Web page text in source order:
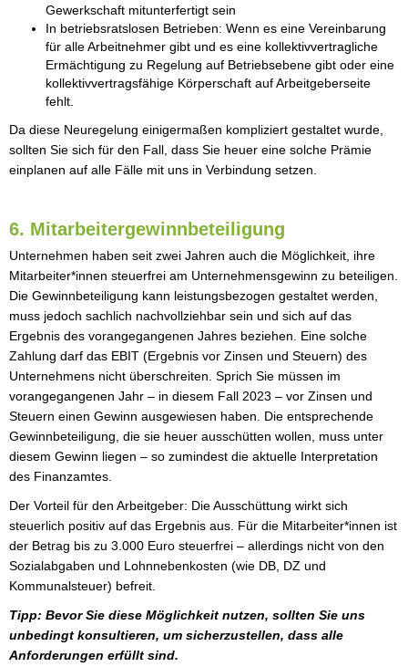
Gewerkschaft mitunterfertigt sein
In betriebsratslosen Betrieben: Wenn es eine Vereinbarung
für alle Arbeitnehmer gibt und es eine kollektivvertragliche
Ermächtigung zu Regelung auf Betriebsebene gibt oder eine
kollektivvertragsfähige Körperschaft auf Arbeitgeberseite
fehlt.
Da diese Neuregelung einigermaßen kompliziert gestaltet wurde,
sollten Sie sich für den Fall, dass Sie heuer eine solche Prämie
einplanen auf alle Fälle mit uns in Verbindung setzen.
6. Mitarbeitergewinnbeteiligung
Unternehmen haben seit zwei Jahren auch die Möglichkeit, ihre
Mitarbeiter*innen steuerfrei am Unternehmensgewinn zu beteiligen.
Die Gewinnbeteiligung kann leistungsbezogen gestaltet werden,
muss jedoch sachlich nachvollziehbar sein und sich auf das
Ergebnis des vorangegangenen Jahres beziehen. Eine solche
Zahlung darf das EBIT (Ergebnis vor Zinsen und Steuern) des
Unternehmens nicht überschreiten. Sprich Sie müssen im
vorangegangenen Jahr – in diesem Fall 2023 – vor Zinsen und
Steuern einen Gewinn ausgewiesen haben. Die entsprechende
Gewinnbeteiligung, die sie heuer ausschütten wollen, muss unter
diesem Gewinn liegen – so zumindest die aktuelle Interpretation
des Finanzamtes.
Der Vorteil für den Arbeitgeber: Die Ausschüttung wirkt sich
steuerlich positiv auf das Ergebnis aus. Für die Mitarbeiter*innen ist
der Betrag bis zu 3.000 Euro steuerfrei – allerdings nicht von den
Sozialabgaben und Lohnnebenkosten (wie DB, DZ und
Kommunalsteuer) befreit.
Tipp: Bevor Sie diese Möglichkeit nutzen, sollten Sie uns
unbedingt konsultieren, um sicherzustellen, dass alle
Anforderungen erfüllt sind.